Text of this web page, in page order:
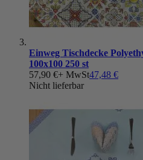
Einweg Tischdecke
100x100 250 st
57,90 €+ MwSt47,48 €
Nicht lieferbar